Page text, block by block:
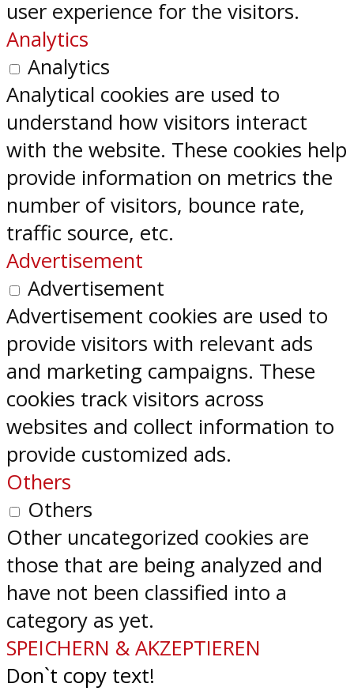
user experience for the visitors.
Analytics
Analytics
Analytical cookies are used to
understand how visitors interact
with the website. These cookies help
provide information on metrics the
number of visitors, bounce rate,
traffic source, etc.
Advertisement
Advertisement
Advertisement cookies are used to
provide visitors with relevant ads
and marketing campaigns. These
cookies track visitors across
websites and collect information to
provide customized ads.
Others
Others
Other uncategorized cookies are
those that are being analyzed and
have not been classified into a
category as yet.
SPEICHERN & AKZEPTIEREN
Don`t copy text!